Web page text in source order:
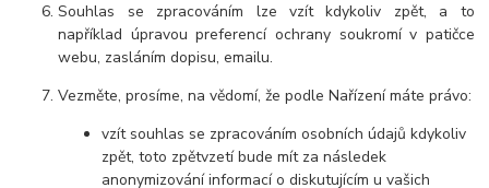
Souhlas se zpracováním lze vzít kdykoliv zpět, a to
například úpravou preferencí ochrany soukromí v patičce
webu, zasláním dopisu, emailu.
Vezměte, prosíme, na vědomí, že podle Nařízení máte právo:
vzít souhlas se zpracováním osobních údajů kdykoliv
zpět, toto zpětvzetí bude mít za následek
anonymizování informací o diskutujícím u vašich